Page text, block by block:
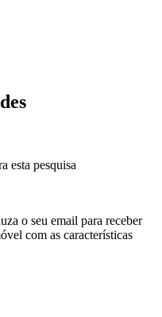
esta pesquisa
o seu email para receber
com as características